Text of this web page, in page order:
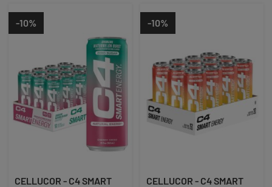
-10%
CELLUCOR - C4 SMART
-10%
CELLUCOR - C4 SMART